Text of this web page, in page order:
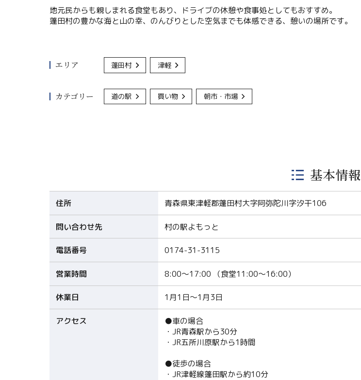
地元民からも親しまれる食堂もあり、ドライブの休憩や食事処としてもおすすめ。
蓬田村の豊かな海と山の幸、のんびりとした空気までも体感できる、憩いの場所です。
エリア 蓬田村 津軽
カテゴリー 道の駅 買い物 朝市・市場
基本情報
住所 青森県東津軽郡蓬田村大字阿弥陀川字汐干106
問い合わせ先 村の駅よもっと
電話番号 0174-31-3115
営業時間 8:00～17:00 （食堂11:00～16:00）
休業日 1月1日～1月3日
アクセス
●車の場合
・JR青森駅から30分
・JR五所川原駅から1時間
●徒歩の場合
・JR津軽線蓬田駅から約10分